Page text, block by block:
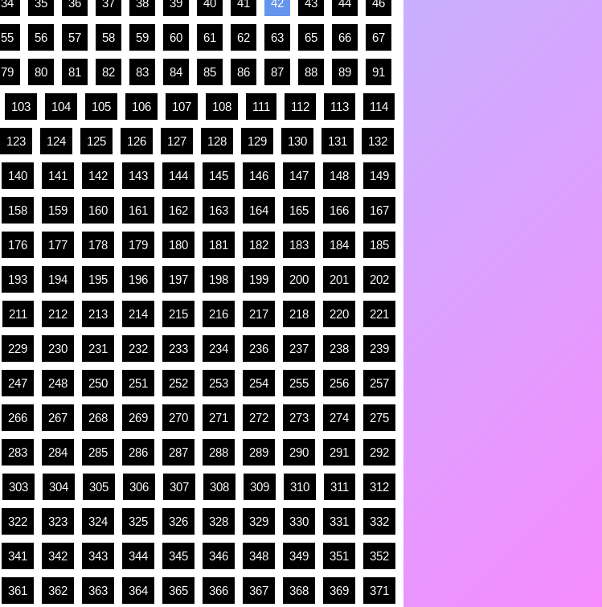
34 35 36 37 38 39 40 41 42 43 44 46
55 56 57 58 59 60 61 62 63 65 66 67
79 80 81 82 83 84 85 86 87 88 89 91
103 104 105 106 107 108 111 112 113 114
123 124 125 126 127 128 129 130 131 132
140 141 142 143 144 145 146 147 148 149
158 159 160 161 162 163 164 165 166 167
176 177 178 179 180 181 182 183 184 185
193 194 195 196 197 198 199 200 201 202
211 212 213 214 215 216 217 218 220 221
229 230 231 232 233 234 236 237 238 239
247 248 250 251 252 253 254 255 256 257
266 267 268 269 270 271 272 273 274 275
283 284 285 286 287 288 289 290 291 292
303 304 305 306 307 308 309 310 311 312
322 323 324 325 326 328 329 330 331 332
341 342 343 344 345 346 348 349 351 352
361 362 363 364 365 366 367 368 369 371